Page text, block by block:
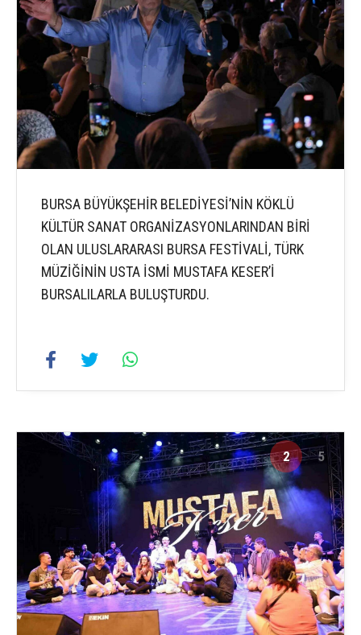
BURSA BÜYÜKŞEHİR BELEDİYESİ’NİN KÖKLÜ
KÜLTÜR SANAT ORGANİZASYONLARINDAN BİRİ
OLAN ULUSLARARASI BURSA FESTİVALİ, TÜRK
MÜZİĞİNİN USTA İSMİ MUSTAFA KESER’İ
BURSALILARLA BULUŞTURDU.
2 5